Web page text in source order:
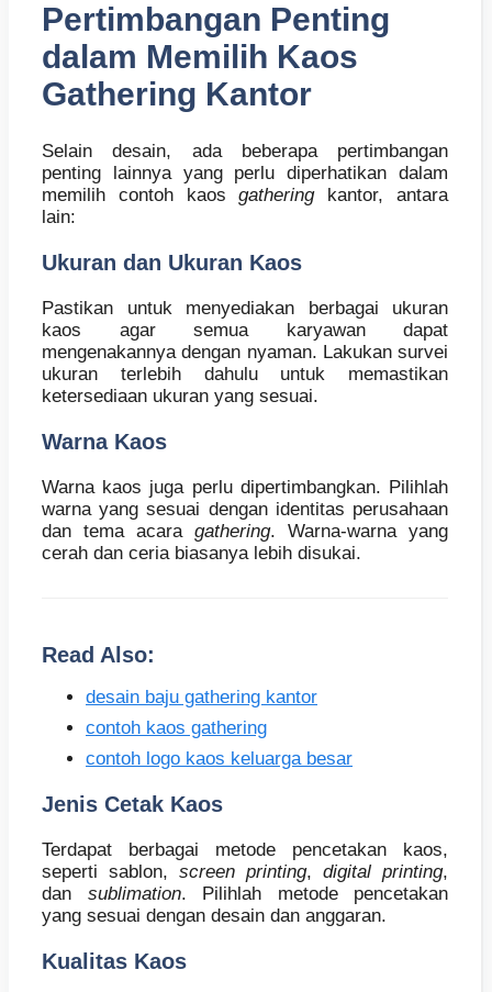
Pertimbangan Penting
dalam Memilih Kaos
Gathering Kantor
Selain desain, ada beberapa pertimbangan
penting lainnya yang perlu diperhatikan dalam
memilih contoh kaosgatheringkantor, antara
lain:
Ukuran dan Ukuran Kaos
Pastikan untuk menyediakan berbagai ukuran
kaos agar semua karyawan dapat
mengenakannya dengan nyaman. Lakukan survei
ukuran terlebih dahulu untuk memastikan
ketersediaan ukuran yang sesuai.
Warna Kaos
Warna kaos juga perlu dipertimbangkan. Pilihlah
warna yang sesuai dengan identitas perusahaan
dan tema acara gathering. Warna-warna yang
cerah dan ceria biasanya lebih disukai.
Read Also:
desain baju gathering kantor
contoh kaos gathering
contoh logo kaos keluarga besar
Jenis Cetak Kaos
Terdapat berbagai metode pencetakan kaos,
seperti sablon, screen printing, digital printing,
dan sublimation. Pilihlah metode pencetakan
yang sesuai dengan desain dan anggaran.
Kualitas Kaos